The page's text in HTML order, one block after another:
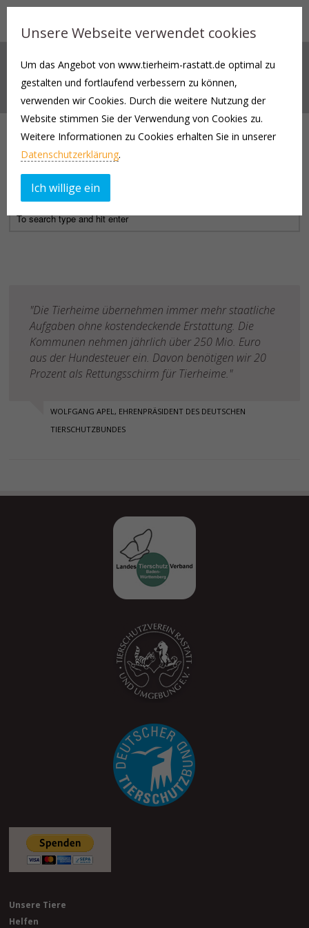
WIDE IMAGE
Not Found
Apologies, but no results were found for the requested archive.
Perhaps searching will help find a related post.
"Die Tierheime übernehmen immer mehr staatliche
Aufgaben ohne kostendeckende Erstattung. Die
Kommunen nehmen jährlich über 250 Mio. Euro
aus der Hundesteuer ein. Davon benötigen wir 20
Prozent als Rettungsschirm für Tierheime."
WOLFGANG APEL, EHRENPRÄSIDENT DES DEUTSCHEN
TIERSCHUTZBUNDES
Unsere Tiere
Helfen
Unsere Webseite verwendet cookies
Um das Angebot von www.tierheim-rastatt.de optimal zu
gestalten und fortlaufend verbessern zu können,
verwenden wir Cookies. Durch die weitere Nutzung der
Website stimmen Sie der Verwendung von Cookies zu.
Weitere Informationen zu Cookies erhalten Sie in unserer
Datenschutzerklärung.
Ich willige ein